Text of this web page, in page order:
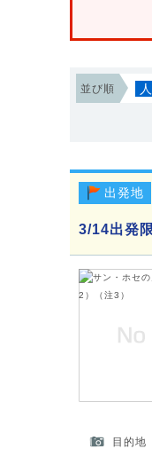
並び順
出発地
3/14出発
目的地